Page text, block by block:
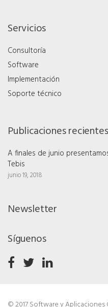
Servicios
Consultoría
Software
Implementación
Soporte técnico
Publicaciones recientes
A finales de junio
Tebis
junio 19, 2018
Newsletter
Síguenos